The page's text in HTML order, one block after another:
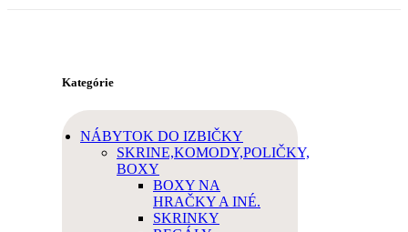
Kategórie
NÁBYTOK DO IZBIČKY
SKRINE,KOMODY,POLIČKY,
BOXY
BOXY NA
HRAČKY A INÉ.
SKRINKY